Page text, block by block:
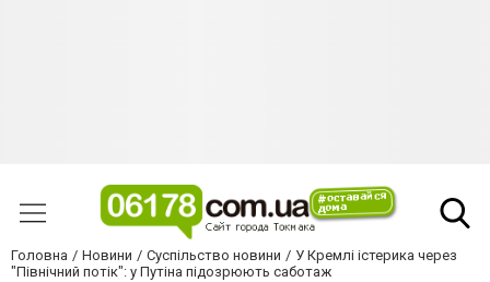
Головна Новини Суспільство новини
У Кремлі істерика через
"Північний потік": у Путіна підозрюють саботаж